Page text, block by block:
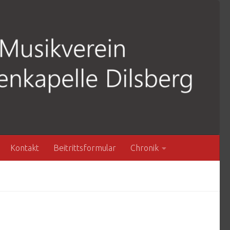
Kontakt Beitrittsformular Chronik